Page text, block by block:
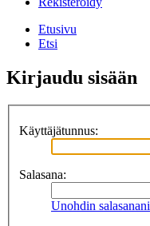
Etusivu
Etsi
Kirjaudu sisään
Käyttäjätunnus:
Salasana:
Unohdin salasanani